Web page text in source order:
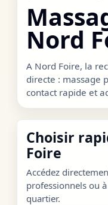
Nord
A Nord Foire, la
directe : massage
contact rapide et
Choisir
Foire
Accédez
professionnels ou
quartier.